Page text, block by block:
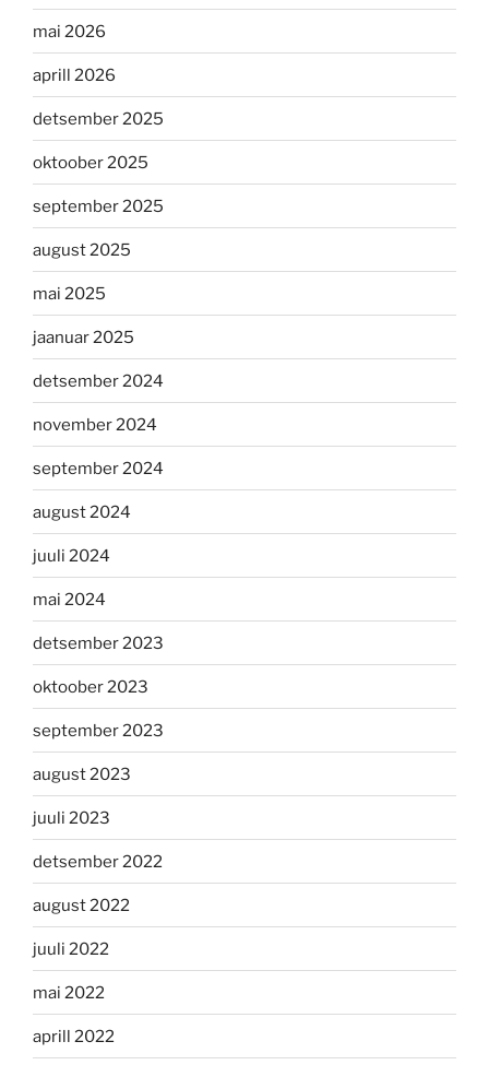
mai 2026
aprill 2026
detsember 2025
oktoober 2025
september 2025
august 2025
mai 2025
jaanuar 2025
detsember 2024
november 2024
september 2024
august 2024
juuli 2024
mai 2024
detsember 2023
oktoober 2023
september 2023
august 2023
juuli 2023
detsember 2022
august 2022
juuli 2022
mai 2022
aprill 2022